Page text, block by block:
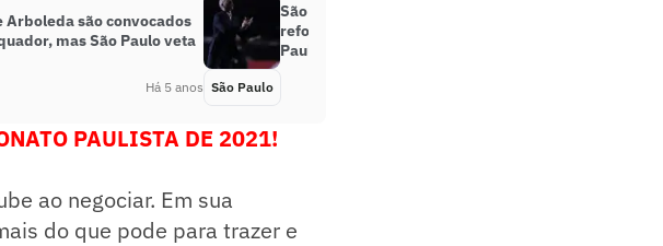
Arboleda são convocados
mas São Paulo veta
Há 5 anos
São Paulo não terá todos os
reforços na primeira fase do
Paulista; entenda
São Paulo
PAULISTA DE 2021!
ao negociar. Em sua
do que pode para trazer e